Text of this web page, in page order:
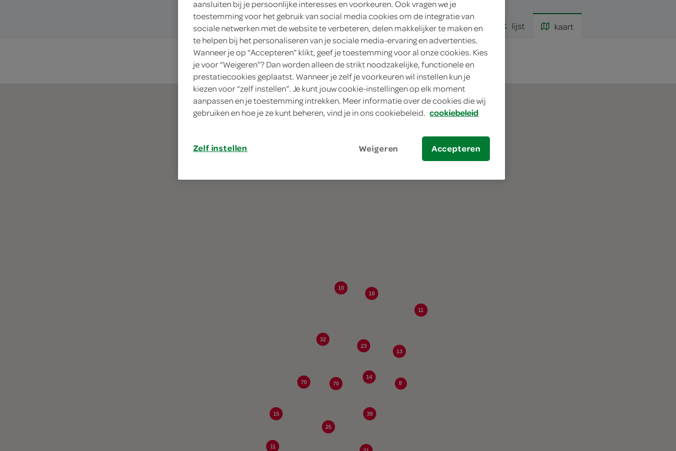
zondag open
lijst kaart
32
39
23
11
18
70 70
11
15
10
13
14
25
8
aansluiten bij je persoonlijke interesses en voorkeuren. Ook vragen we je
toestemming voor het gebruik van social media cookies om de integratie van
sociale netwerken met de website te verbeteren, delen makkelijker te maken en
te helpen bij het personaliseren van je sociale media-ervaring en advertenties.
Wanneer je op “Accepteren” klikt, geef je toestemming voor al onze cookies. Kies
je voor “Weigeren”? Dan worden alleen de strikt noodzakelijke, functionele en
prestatiecookies geplaatst. Wanneer je zelf je voorkeuren wil instellen kun je
kiezen voor “zelf instellen”. Je kunt jouw cookie-instellingen op elk moment
aanpassen en je toestemming intrekken. Meer informatie over de cookies die wij
gebruiken en hoe je ze kunt beheren, vind je in ons cookiebeleid. cookiebeleid
Zelf instellen Weigeren Accepteren